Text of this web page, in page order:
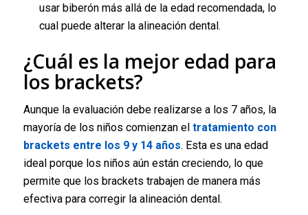
usar biberón más allá de la edad recomendada, lo
cual puede alterar la alineación dental.
¿Cuál es la mejor edad para
los brackets?
Aunque la evaluación debe realizarse a los 7 años, la
mayoría de los niños comienzan el tratamiento con
brackets entre los 9 y 14 años. Esta es una edad
ideal porque los niños aún están creciendo, lo que
permite que los brackets trabajen de manera más
efectiva para corregir la alineación dental.